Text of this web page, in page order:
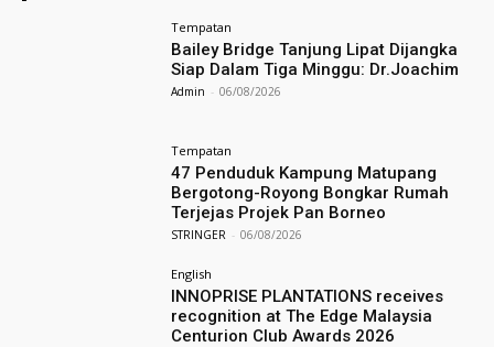
Tempatan
Bailey Bridge Tanjung Lipat Dijangka
Siap Dalam Tiga Minggu: Dr.Joachim
Admin - 06/08/2026
Tempatan
47 Penduduk Kampung Matupang
Bergotong-Royong Bongkar Rumah
Terjejas Projek Pan Borneo
STRINGER - 06/08/2026
English
INNOPRISE PLANTATIONS receives
recognition at The Edge Malaysia
Centurion Club Awards 2026